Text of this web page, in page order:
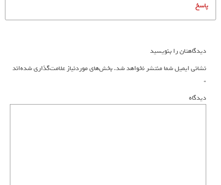
پاسخ
دیدگاهتان را بنویسید
نشانی ایمیل شما منتشر نخواهد شد.بخش‌های موردنیاز علامت‌گذاری شده‌اند
*
دیدگاه